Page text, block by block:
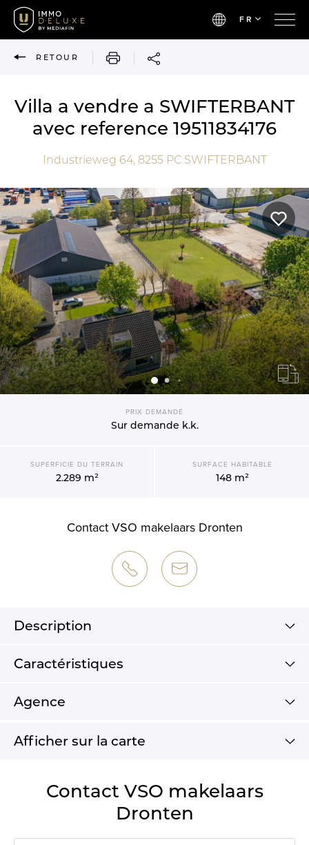
FR
RETOUR IMPRIMER
Villa a vendre a SWIFTERBANT
avec reference 19511834176
Industrieweg 64, 8255 PCSWIFTERBANT
PRIX DEMANDÉ
Sur demande k.k.
SUPERFICIE DU TERRAIN
2.289 m²
SURFACE HABITABLE
148 m²
Contact VSO makelaars Dronten
Description
Caractéristiques
Agence
Afficher sur la carte
Contact VSO makelaars
Dronten